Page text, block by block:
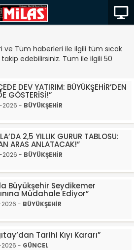
ve Tüm haberleri ile ilgili tüm sıcak
edebilirsiniz. Tüm ile ilgili 50
DEV YATIRIM: BÜYÜKŞEHİR’DEN
GÖSTERİSİ!”
- BÜYÜKŞEHİR
2,5 YILLIK GURUR TABLOSU:
ARAS ANLATACAK!”
- BÜYÜKŞEHİR
Büyükşehir Seydikemer
Müdahale Ediyor”
- BÜYÜKŞEHİR
Tarihi Kıyı Kararı”
- GÜNCEL